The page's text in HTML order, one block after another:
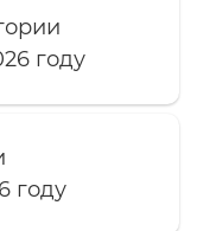
году
году